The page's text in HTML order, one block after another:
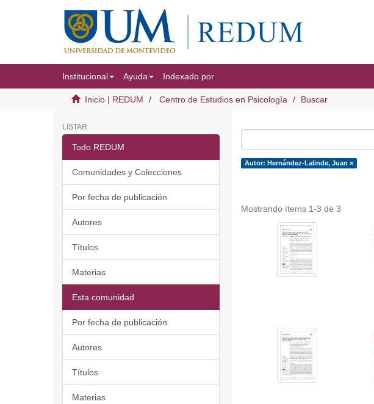
Institucional Ayuda Indexado por
Inicio | REDUM Centro de Estudios en Psicología Buscar
LISTAR
Todo REDUM
Comunidades y Colecciones
Por fecha de publicación
Autores
Títulos
Materias
Esta comunidad
Por fecha de publicación
Autores
Títulos
Materias
Autor: Hernández-Lalinde, Juan ×
Mostrando ítems 1-3 de 3